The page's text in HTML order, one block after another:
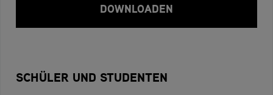
DOWNLOADEN
SCHÜLER UND STUDENTEN